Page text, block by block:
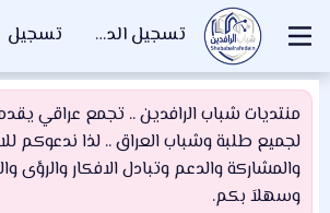
تسجيل الدخول تسجيل
منتديات شباب الرافدين .. تجمع عراقي
لجميع طلبة وشباب العراق .. لذا ندعوكم
والمشاركة والدعم وتبادل الافكار والرؤى
وسهلاَ بكم.